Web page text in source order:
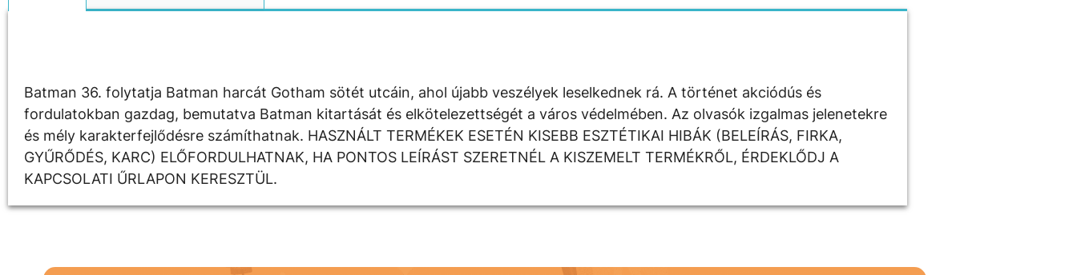
Batman 36. folytatja Batman harcát Gotham sötét utcáin, ahol újabb veszélyek leselkednek rá. A történet akciódús és
fordulatokban gazdag, bemutatva Batman kitartását és elkötelezettségét a város védelmében. Az olvasók izgalmas jelenetekre
és mély karakterfejlődésre számíthatnak. HASZNÁLT TERMÉKEK ESETÉN KISEBB ESZTÉTIKAI HIBÁK (BELEÍRÁS, FIRKA,
GYŰRŐDÉS, KARC) ELŐFORDULHATNAK, HA PONTOS LEÍRÁST SZERETNÉL A KISZEMELT TERMÉKRŐL, ÉRDEKLŐDJ A
KAPCSOLATI ŰRLAPON KERESZTÜL.